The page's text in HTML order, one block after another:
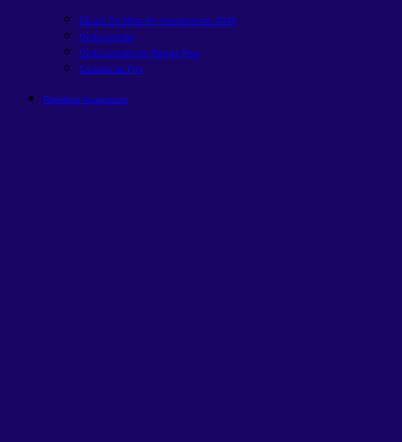
Ebook Da Meta Ao Investimento 2026
Onde investir
Onde investir em Renda Fixa
Carteira de FIIs
Planilhas financeiras